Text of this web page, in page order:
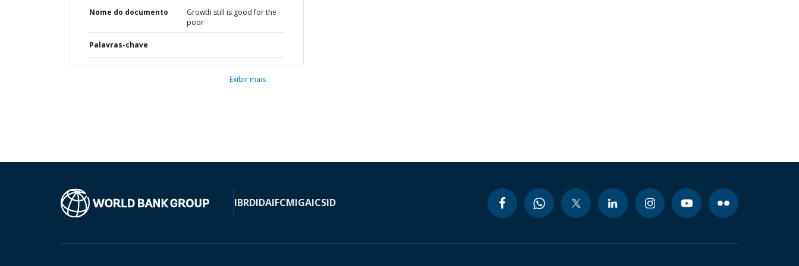
Nome do documento
Growth still is good for the
poor
Palavras-chave
Exibir mais
IBRDIDAIFCMIGAICSID